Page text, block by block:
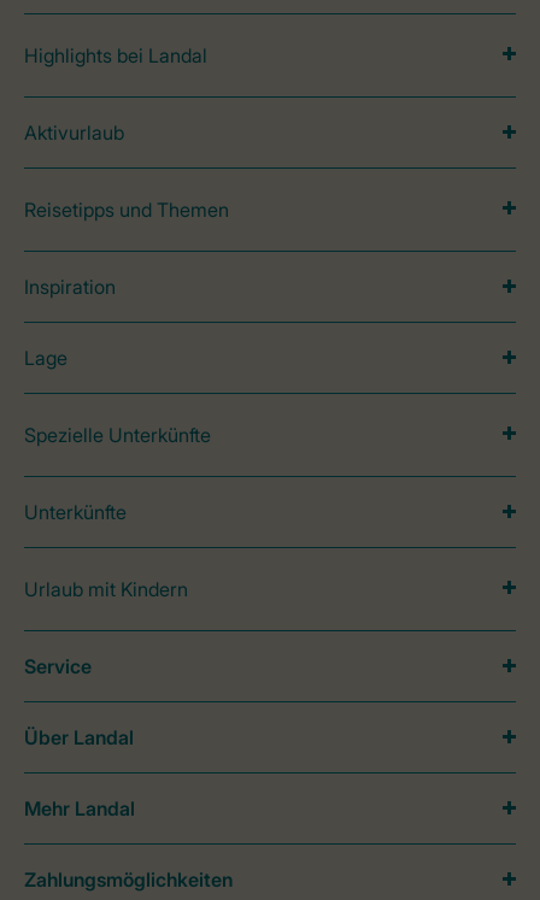
Highlights bei Landal
Aktivurlaub
Reisetipps und Themen
Inspiration
Lage
Spezielle Unterkünfte
Unterkünfte
Urlaub mit Kindern
Service
Über Landal
Mehr Landal
Zahlungsmöglichkeiten